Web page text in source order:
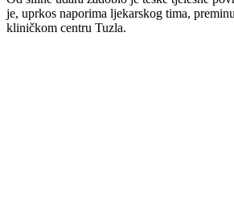
je, uprkos naporima ljekarskog tima,
kliničkom centru Tuzla.